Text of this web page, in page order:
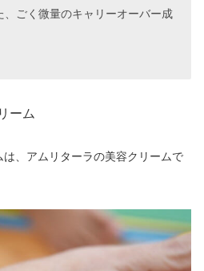
ごく微量のキャリーオーバー成
ーム
、アムリターラの美容クリームで